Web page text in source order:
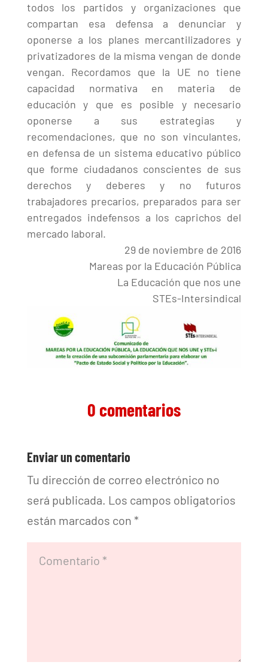
todos los partidos y organizaciones que
compartan esa defensa a denunciar y
oponerse a los planes mercantilizadores y
privatizadores de la misma vengan de donde
vengan. Recordamos que la UE no tiene
capacidad normativa en materia de
educación y que es posible y necesario
oponerse a sus estrategias y
recomendaciones, que no son vinculantes,
en defensa de un sistema educativo público
que forme ciudadanos conscientes de sus
derechos y deberes y no futuros
trabajadores precarios, preparados para ser
entregados indefensos a los caprichos del
mercado laboral.
29 de noviembre de 2016
Mareas por la Educación Pública
La Educación que nos une
STEs-Intersindical
0 comentarios
Enviar un comentario
Tu dirección de correo electrónico no
será publicada. Los campos obligatorios
están marcados con *